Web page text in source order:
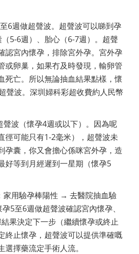
6週做超聲波。超聲波可以睇到孕
5-6週）、胎心（6-7週）。超聲
認宮內懷孕，排除宮外孕。宮外孕
或卵巢，如果冇及時發現，輸卵管
死亡。所以無論抽血結果點樣，懷
聲波。深圳婦科彩超收費約人民幣
聲波（懷孕4週或以下）。因為呢
徑可能只有1-2毫米），超聲波未
孕囊，你又會擔心係咪宮外孕，造
好等到月經遲到一星期（懷孕5
家用驗孕棒陽性 → 去醫院抽血驗
5至6週做超聲波確認宮內懷孕、
果決定下一步（繼續懷孕或終止
終止懷孕，超聲波可以提供準確嘅
擇藥流定手術人流。